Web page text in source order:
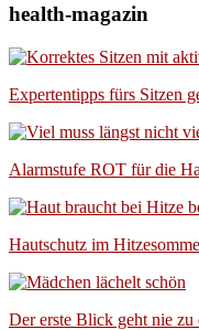
health-magazin
Expertentipps fürs Sitzen
Alarmstufe ROT für die
Hautschutz im
Der erste Blick geht nie